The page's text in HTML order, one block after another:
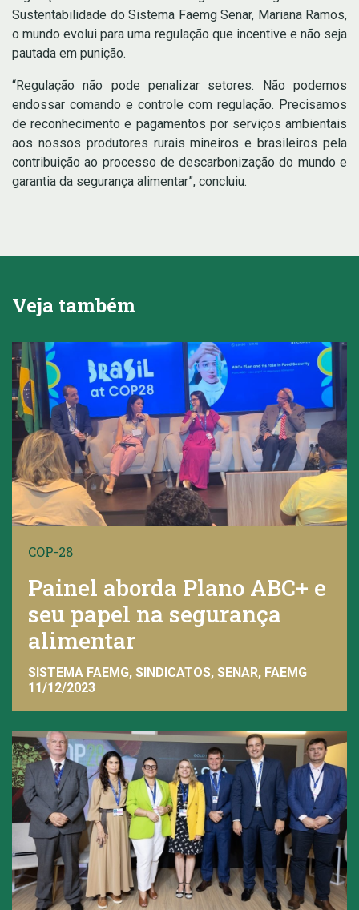
Sustentabilidade do Sistema Faemg Senar, Mariana Ramos,
o mundo evolui para uma regulação que incentive e não seja
pautada em punição.
“Regulação não pode penalizar setores. Não podemos
endossar comando e controle com regulação. Precisamos
de reconhecimento e pagamentos por serviços ambientais
aos nossos produtores rurais mineiros e brasileiros pela
contribuição ao processo de descarbonização do mundo e
garantia da segurança alimentar”, concluiu.
Veja também
COP-28
Painel aborda Plano ABC+ e
seu papel na segurança
alimentar
SISTEMA FAEMG, SINDICATOS, SENAR, FAEMG
11/12/2023